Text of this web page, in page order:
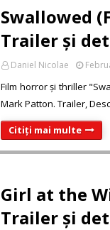
Swallowed
Trailer și
Daniel Nicolae
Film horror și thriller
Mark Patton. Trailer,
Citiți mai multe
Girl at the
Trailer și